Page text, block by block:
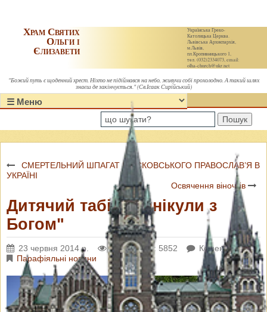
Українська Греко-
Католицька Церква.
Львівська Архиєпархія,
м.Львів,
пл.Кропивницького 1,
тел. (032)2334073, email:
olha-church@ukr.net
Храм Святих
Ольги і
Єлизавети
"Божий путь є щоденний хрест. Ніхто не підіймався на небо, живучи собі прохолодно. А такий шлях
знаєш де закінчується." (Св.Ісаак Сирійський)
Пошук
СМЕРТЕЛЬНИЙ ШПАГАТ МОСКОВСЬКОГО ПРАВОСЛАВ’Я В
УКРАЇНІ
Освячення віночків
Дитячий табір "Канікули з
Богом"
23 червня 2014 р. Переглядів: 5852
Коментарі: 0
Парафіяльні новини